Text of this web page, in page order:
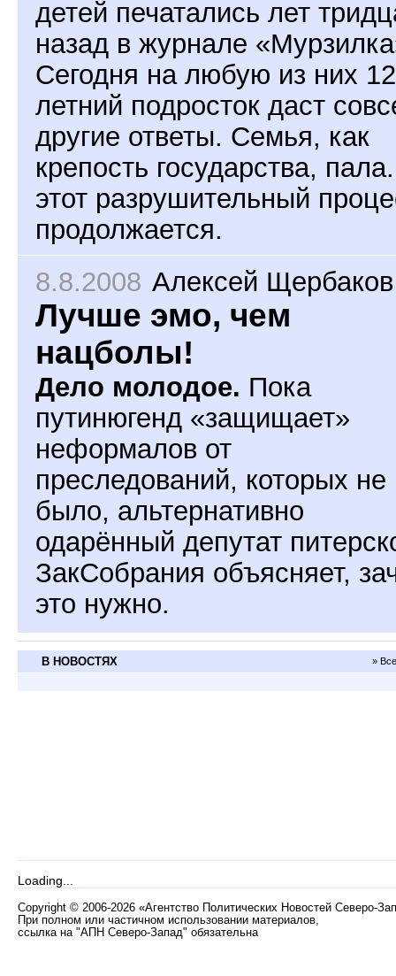
детей печатались лет
назад в журнале
Сегодня на любую из них
летний подросток даст
другие ответы. Семья, как
крепость государства,
этот разрушительный
продолжается.
8.8.2008 Алексей Щербаков
Лучше эмо, чем
нацболы!
Дело молодое. Пока
путинюгенд «защищает»
неформалов от
преследований, которых не
было, альтернативно
одарённый депутат
ЗакСобрания объясняет,
это нужно.
В НОВОСТЯХ »
Loading...
Copyright © 2006-2026 «Агентство Политических Новостей Северо-
При полном или частичном использовании материалов,
ссылка на "АПН Северо-Запад" обязательна